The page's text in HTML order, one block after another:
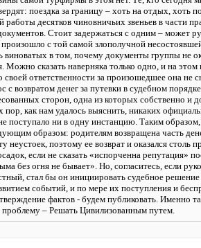
поездка за границу – хоть на отдых, хоть
работы десятков чиновничьих звеньев в части
Стоит задержаться с одним – может
с той самой злополучной
виноватых в том, почему документы группы не
Можно сказать наверняка только одно, и на этом
своей ответственности за произошедшее она не
с возвратом денег за путевки в судебном
сторон, одна из которых собственно и
пор, как нам удалось выяснить, никаких
поступало ни в одну инстанцию. Таким образом,
образом: родителям возвращена часть
неустоек, поэтому ее возврат и оказался столь
если не сказать «испорченна репутация»
без огня не бывает». Но, согласитесь, если
стал бы он инициировать судебное
событий, и по мере их поступления и
фактов - будем публиковать. Именно
– Решать Цивилизованным путем.